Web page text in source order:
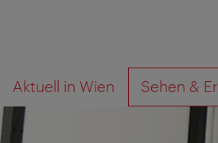
Navigation
Inhalt
Aktuell in Wien Sehen &